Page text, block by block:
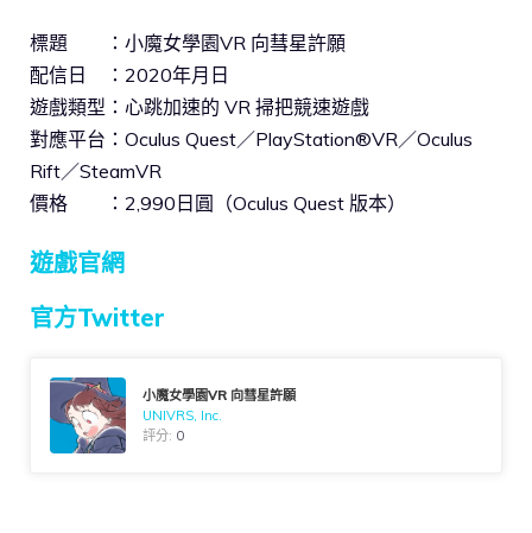
標題 ：小魔女學園VR 向彗星許願
配信日 ：2020年月日
遊戲類型：心跳加速的 VR 掃把競速遊戲
對應平台：Oculus Quest／PlayStation®VR／Oculus
Rift／SteamVR
價格 ：2,990日圓（Oculus Quest 版本）
遊戲官網
官方Twitter
小魔女學園VR 向彗星許願
UNIVRS, Inc.
評分: 0